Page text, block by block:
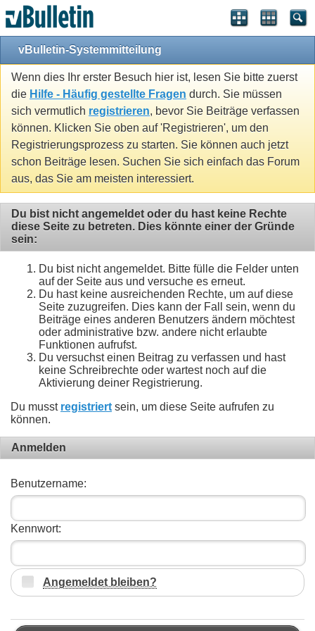
vBulletin-Systemmitteilung
Wenn dies Ihr erster Besuch hier ist, lesen Sie bitte zuerst
die Hilfe - Häufig gestellte Fragen durch. Sie müssen
sich vermutlich registrieren, bevor Sie Beiträge verfassen
können. Klicken Sie oben auf 'Registrieren', um den
Registrierungsprozess zu starten. Sie können auch jetzt
schon Beiträge lesen. Suchen Sie sich einfach das Forum
aus, das Sie am meisten interessiert.
Du bist nicht angemeldet oder du hast keine Rechte
diese Seite zu betreten. Dies könnte einer der Gründe
sein:
Du bist nicht angemeldet. Bitte fülle die Felder unten
auf der Seite aus und versuche es erneut.
Du hast keine ausreichenden Rechte, um auf diese
Seite zuzugreifen. Dies kann der Fall sein, wenn du
Beiträge eines anderen Benutzers ändern möchtest
oder administrative bzw. andere nicht erlaubte
Funktionen aufrufst.
Du versuchst einen Beitrag zu verfassen und hast
keine Schreibrechte oder wartest noch auf die
Aktivierung deiner Registrierung.
Du musst registriert sein, um diese Seite aufrufen zu
können.
Anmelden
Benutzername:
Kennwort:
Angemeldet bleiben?